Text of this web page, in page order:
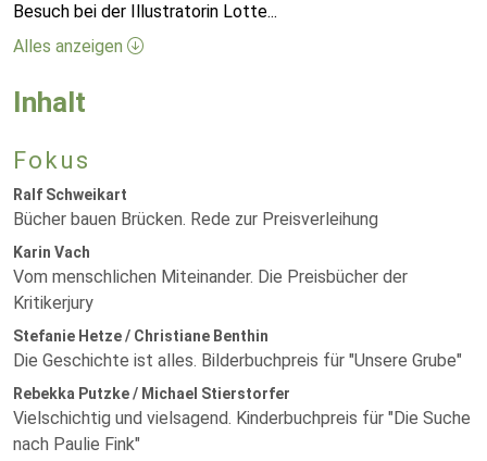
Besuch bei der Illustratorin Lotte...
Alles anzeigen
Inhalt
Fokus
Ralf Schweikart
Bücher bauen Brücken. Rede zur Preisverleihung
Karin Vach
Vom menschlichen Miteinander. Die Preisbücher der
Kritikerjury
Stefanie Hetze / Christiane Benthin
Die Geschichte ist alles. Bilderbuchpreis für "Unsere Grube"
Rebekka Putzke / Michael Stierstorfer
Vielschichtig und vielsagend. Kinderbuchpreis für "Die Suche
nach Paulie Fink"